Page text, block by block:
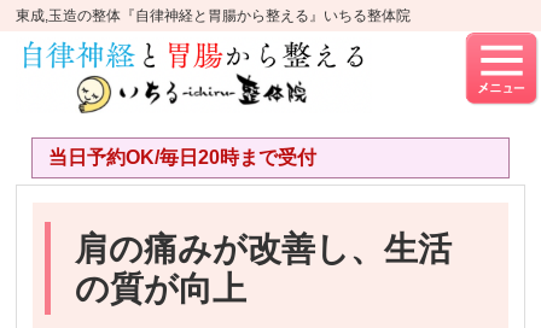
東成,玉造の整体『自律神経と胃腸から整える』いちる整体院
当日予約OK/毎日20時まで受付
肩の痛みが改善し、生活
の質が向上